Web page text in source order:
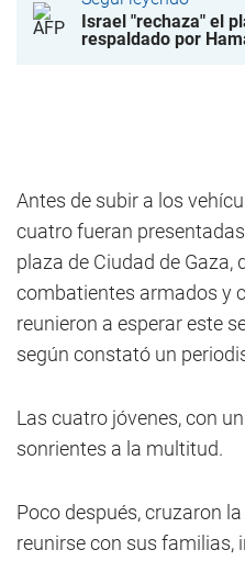
Israel "rechaza" el
respaldado por
Antes de subir a los
cuatro fueran
plaza de Ciudad de Gaza,
combatientes armados y
reunieron a esperar este
según constató un
Las cuatro jóvenes, con
sonrientes a la multitud.
Poco después, cruzaron
reunirse con sus familias,